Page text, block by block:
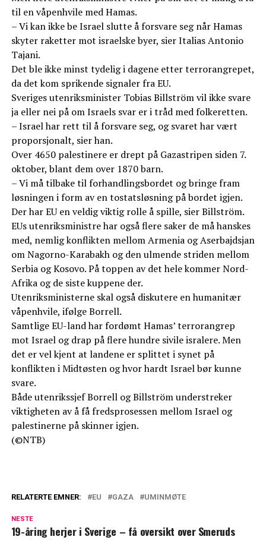
til en våpenhvile med Hamas.
– Vi kan ikke be Israel slutte å forsvare seg når Hamas
skyter raketter mot israelske byer, sier Italias Antonio
Tajani.
Det ble ikke minst tydelig i dagene etter terrorangrepet,
da det kom sprikende signaler fra EU.
Sveriges utenriksminister Tobias Billström vil ikke svare
ja eller nei på om Israels svar er i tråd med folkeretten.
– Israel har rett til å forsvare seg, og svaret har vært
proporsjonalt, sier han.
Over 4650 palestinere er drept på Gazastripen siden 7.
oktober, blant dem over 1870 barn.
– Vi må tilbake til forhandlingsbordet og bringe fram
løsningen i form av en tostatsløsning på bordet igjen.
Der har EU en veldig viktig rolle å spille, sier Billström.
EUs utenriksministre har også flere saker de må hanskes
med, nemlig konflikten mellom Armenia og Aserbajdsjan
om Nagorno-Karabakh og den ulmende striden mellom
Serbia og Kosovo. På toppen av det hele kommer Nord-
Afrika og de siste kuppene der.
Utenriksministerne skal også diskutere en humanitær
våpenhvile, ifølge Borrell.
Samtlige EU-land har fordømt Hamas’ terrorangrep
mot Israel og drap på flere hundre sivile isralere. Men
det er vel kjent at landene er splittet i synet på
konflikten i Midtøsten og hvor hardt Israel bør kunne
svare.
Både utenrikssjef Borrell og Billström understreker
viktigheten av å få fredsprosessen mellom Israel og
palestinerne på skinner igjen.
(©NTB)
RELATERTE EMNER: EU GAZA UMINMØTE
NESTE
19-åring herjer i Sverige – få oversikt over Smeruds